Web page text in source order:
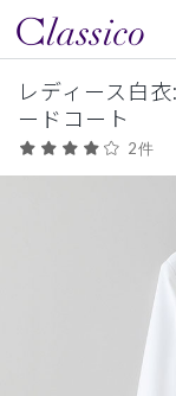
レディース白
ードコート
2件